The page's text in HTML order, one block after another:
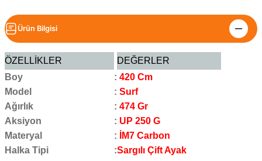
Ürün Bilgisi
ÖZELLİKLER
DEĞERLER
Boy
: 420 Cm
Model
: Surf
Ağırlık
: 474 Gr
Aksiyon
: UP 250 G
Materyal
: İM7 Carbon
Halka Tipi
:Sargılı Çift Ayak